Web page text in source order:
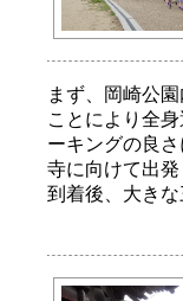
まず、岡崎公
ことにより全
ーキングの良
寺に向けて出
到着後、大き